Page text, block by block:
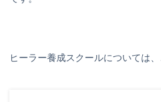
ヒーラー養成スクールについては、